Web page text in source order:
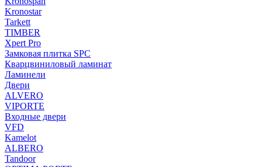
Kronostar
Tarkett
TIMBER
Xpert Pro
Замковая плитка SPC
Кварцвиниловый ламинат
Ламинели
Двери
ALVERO
VIPORTE
Входные двери
VFD
Kamelot
ALBERO
Tandoor